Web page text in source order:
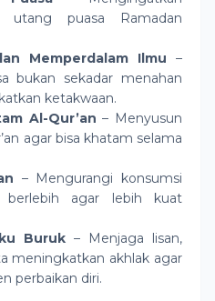
utang puasa Ramadan
Memperdalam Ilmu –
bukan sekadar menahan
ketakwaan.
Al-Qur’an – Menyusun
agar bisa khatam selama
– Mengurangi konsumsi
berlebih agar lebih kuat
Buruk – Menjaga lisan,
meningkatkan akhlak agar
perbaikan diri.